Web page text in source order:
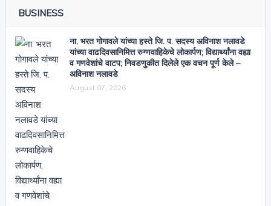
BUSINESS
ना. भरत गोगावले यांच्या हस्ते जि. प. सदस्य अविनाश नलावडे
यांच्या वाढदिवसानिमित्त रुग्णवाहिकेचे लोकार्पण; विद्यार्थ्यांना वह्या
व गणवेशांचे वाटप; निवडणुकीत दिलेले एक वचन पूर्ण केले –
अविनाश नलावडे
August 07, 2026